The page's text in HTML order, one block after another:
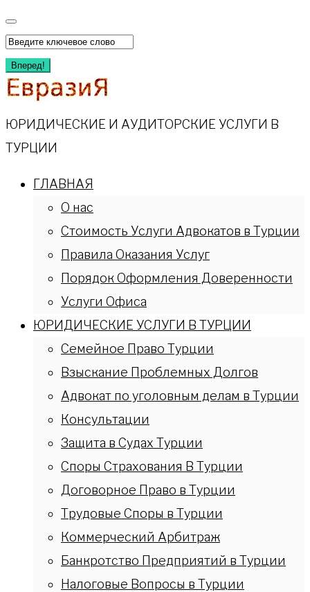
Перейти
к
содержимому
Искать:
Вперед!
ЮРИДИЧЕСКИЕ И АУДИТОРСКИЕ УСЛУГИ В
ТУРЦИИ
ГЛАВНАЯ
О нас
Стоимость Услуги Адвокатов в Турции
Правила Оказания Услуг
Порядок Оформления Доверенности
Услуги Офиса
ЮРИДИЧЕСКИЕ УСЛУГИ В ТУРЦИИ
Семейное Право Турции
Взыскание Проблемных Долгов
Адвокат по уголовным делам в Турции
Консультации
Защита в Судах Турции
Споры Страхования В Турции
Договорное Право в Турции
Трудовые Споры в Турции
Коммерческий Арбитраж
Банкротство Предприятий в Турции
Налоговые Вопросы в Турции